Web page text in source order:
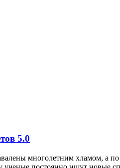
5.0
многолетним хламом,